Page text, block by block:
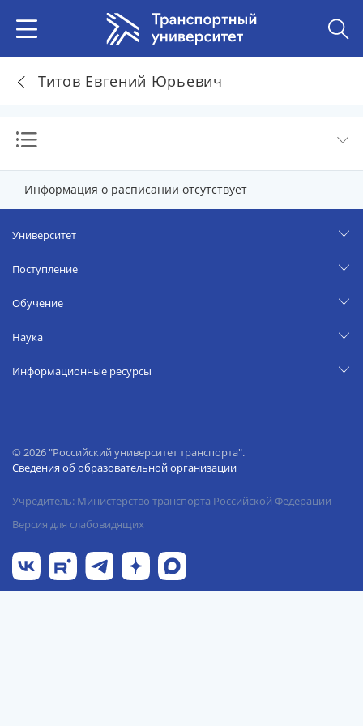
Титов Евгений Юрьевич
Информация о расписании отсутствует
Университет
Поступление
Обучение
Наука
Информационные ресурсы
© 2026 "Российский университет транспорта".
Сведения об образовательной организации
Учредитель: Министерство транспорта Российской Федерации
Версия для слабовидящих